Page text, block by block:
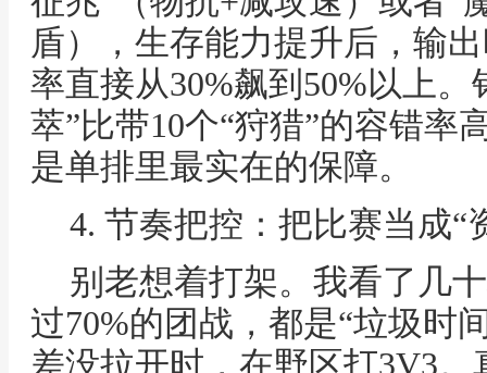
盾），生存能力提升后，输
率直接从30%飙到50%以上
萃”比带10个“狩猎”的容错率
是单排里最实在的保障。
4. 节奏把控：把比赛当成“
别老想着打架。我看了几
过70%的团战，都是“垃圾
差没拉开时，在野区打3V3